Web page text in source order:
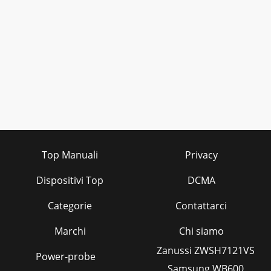
Top Manuali
Dispositivi Top
Categorie
Marchi
Privacy
DCMA
Contattarci
Chi siamo
Power-probe
Zanussi ZWSH7121VS